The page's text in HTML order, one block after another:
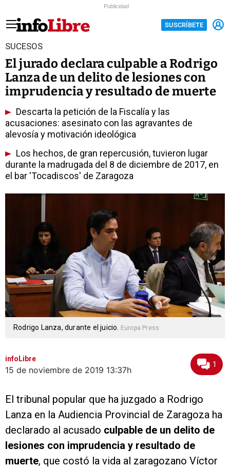
Publicidad
SUSCRÍBETE
SUCESOS
El jurado declara culpable a Rodrigo
Lanza de un delito de lesiones con
imprudencia y resultado de muerte
Descarta la petición de la Fiscalía y las
acusaciones: asesinato con las agravantes de
alevosía y motivación ideológica
Los hechos, de gran repercusión, tuvieron lugar
durante la madrugada del 8 de diciembre de 2017, en
el bar 'Tocadiscos' de Zaragoza
Rodrigo Lanza, durante el juicio. Europa Press
infoLibre
15 de noviembre de 2019 13:37h
1
El tribunal popular que ha juzgado a Rodrigo
Lanza en la Audiencia Provincial de Zaragoza ha
declarado al acusado culpable de un delito de
lesiones con imprudencia y resultado de
muerte, que costó la vida al zaragozano Víctor